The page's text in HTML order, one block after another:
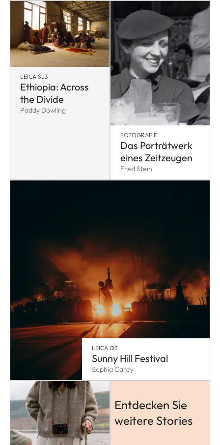
LEICA SL3
Ethiopia: Across
the Divide
Paddy Dowling
FOTOGRAFIE
Das Porträtwerk
eines Zeitzeugen
Fred Stein
LEICA Q3
Sunny Hill Festival
Sophia Carey
Entdecken Sie
weitere Stories